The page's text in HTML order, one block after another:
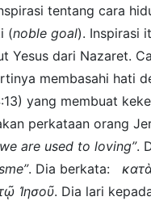
tentang cara
(noble goal). Inspirasi
Yesus dari Nazaret.
membasahi hati
yang membuat
perkataan orang
are used to loving”.
. Dia berkata:
Ἰησοῦ. Dia lari